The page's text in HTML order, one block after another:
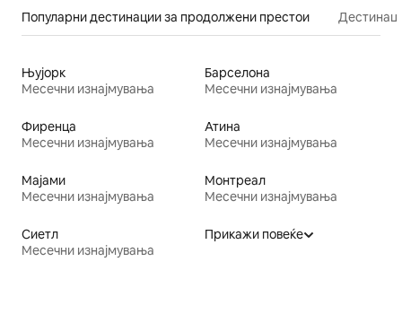
Популарни дестинации за продолжени престои
Њујорк
Месечни изнајмувања
Барселона
Месечни изнајмувања
Фиренца
Месечни изнајмувања
Атина
Месечни изнајмувања
Мајами
Месечни изнајмувања
Монтреал
Месечни изнајмувања
Сиетл
Месечни изнајмувања
Прикажи повеќе